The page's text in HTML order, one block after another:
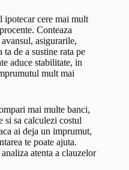
ipotecar cere mai mult
Conteaza
asigurarile,
de a sustine rata pe
aduce stabilitate, in
mult mai
mai multe banci,
si sa calculezi costul
ai deja un imprumut,
te poate ajuta.
atenta a clauzelor